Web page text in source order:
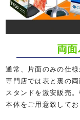
両
通常、片面のみの仕
専門店では表と裏の
スタンドを激安販売
本体をご用意致してお